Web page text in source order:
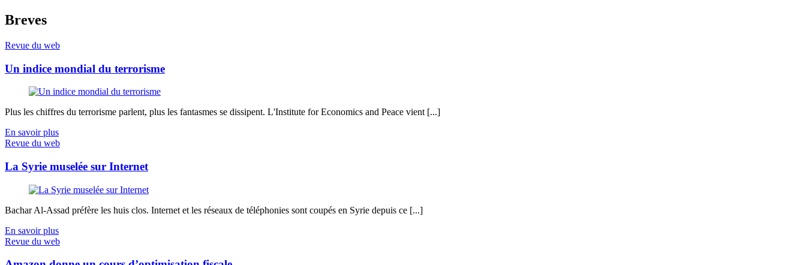
Breves
Revue du web
Un indice mondial du terrorisme
Plus les chiffres du terrorisme parlent, plus les fantasmes se dissipent. L'Institute for Economics and Peace vient [...]
En savoir plus
Revue du web
La Syrie muselée sur Internet
Bachar Al-Assad préfère les huis clos. Internet et les réseaux de téléphonies sont coupés en Syrie depuis ce [...]
En savoir plus
Revue du web